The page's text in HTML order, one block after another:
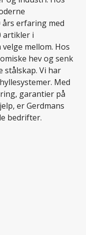
erfaring med
artikler i
mellom. Hos
hev og senk
stålskap. Vi har
Med
garantier på
er Gerdmans
bedrifter.